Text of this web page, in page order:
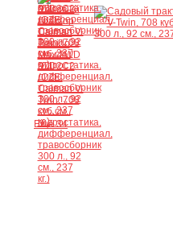
Ещё 34